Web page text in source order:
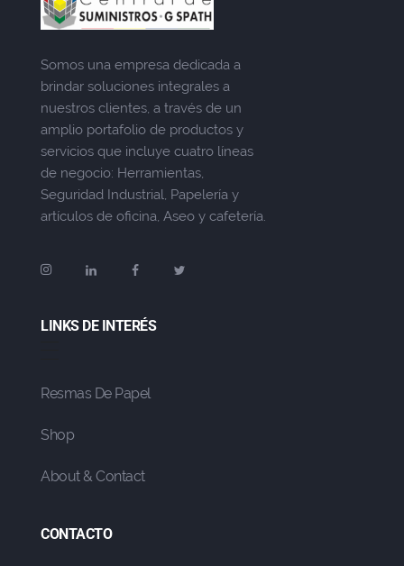
Somos una empresa dedicada a
brindar soluciones integrales a
nuestros clientes, a través de un
amplio portafolio de productos y
servicios que incluye cuatro líneas
de negocio: Herramientas,
Seguridad Industrial, Papelería y
artículos de oficina, Aseo y cafetería.
LINKS DE INTERÉS
Resmas De Papel
Shop
About & Contact
CONTACTO